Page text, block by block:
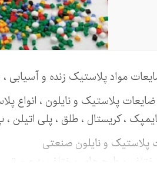
مواد پلاستیک زنده و آسیابی
پلاستیک و نایلون ، انواع
، کریستال ، طلق ، پلی اتیلن
پلاستیک و نایلون صنعتی
مختلف و طرح های مختلف به صورتی